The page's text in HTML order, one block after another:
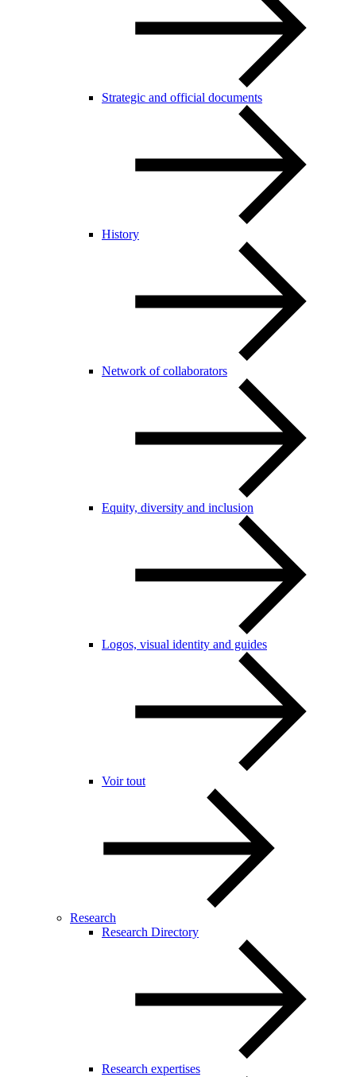
Strategic and official documents
History
Network of collaborators
Equity, diversity and inclusion
Logos, visual identity and guides
Voir tout
Research
Research Directory
Research expertises